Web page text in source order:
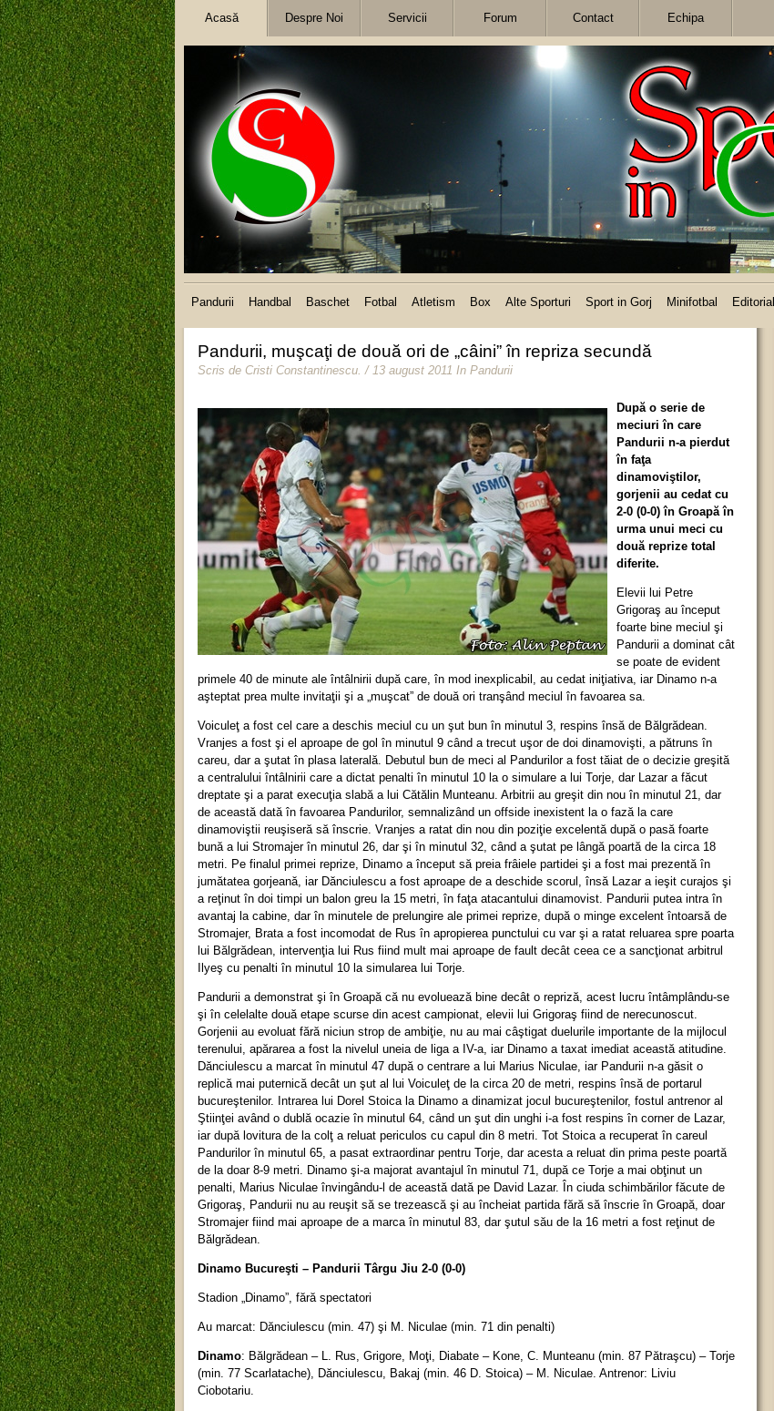
Acasă Despre Noi Servicii Forum Contact Echipa
Pandurii Handbal Baschet Fotbal Atletism Box Alte Sporturi Sport in Gorj Minifotbal Editorial
Pandurii, muşcaţi de două ori de „câini” în repriza secundă
Scris de Cristi Constantinescu. / 13 august 2011 In Pandurii
După o serie de
meciuri în care
Pandurii n-a pierdut
în faţa
dinamoviştilor,
gorjenii au cedat cu
2-0 (0-0) în Groapă în
urma unui meci cu
două reprize total
diferite.
Elevii lui Petre
Grigoraş au început
foarte bine meciul şi
Pandurii a dominat cât
se poate de evident
primele 40 de minute ale întâlnirii după care, în mod inexplicabil, au cedat iniţiativa, iar Dinamo n-a
aşteptat prea multe invitaţii şi a „muşcat” de două ori tranşând meciul în favoarea sa.
Voiculeţ a fost cel care a deschis meciul cu un şut bun în minutul 3, respins însă de Bălgrădean.
Vranjes a fost şi el aproape de gol în minutul 9 când a trecut uşor de doi dinamovişti, a pătruns în
careu, dar a şutat în plasa laterală. Debutul bun de meci al Pandurilor a fost tăiat de o decizie greşită
a centralului întâlnirii care a dictat penalti în minutul 10 la o simulare a lui Torje, dar Lazar a făcut
dreptate şi a parat execuţia slabă a lui Cătălin Munteanu. Arbitrii au greşit din nou în minutul 21, dar
de această dată în favoarea Pandurilor, semnalizând un offside inexistent la o fază la care
dinamoviştii reuşiseră să înscrie. Vranjes a ratat din nou din poziţie excelentă după o pasă foarte
bună a lui Stromajer în minutul 26, dar şi în minutul 32, când a şutat pe lângă poartă de la circa 18
metri. Pe finalul primei reprize, Dinamo a început să preia frâiele partidei şi a fost mai prezentă în
jumătatea gorjeană, iar Dănciulescu a fost aproape de a deschide scorul, însă Lazar a ieşit curajos şi
a reţinut în doi timpi un balon greu la 15 metri, în faţa atacantului dinamovist. Pandurii putea intra în
avantaj la cabine, dar în minutele de prelungire ale primei reprize, după o minge excelent întoarsă de
Stromajer, Brata a fost incomodat de Rus în apropierea punctului cu var şi a ratat reluarea spre poarta
lui Bălgrădean, intervenţia lui Rus fiind mult mai aproape de fault decât ceea ce a sancţionat arbitrul
Ilyeş cu penalti în minutul 10 la simularea lui Torje.
Pandurii a demonstrat şi în Groapă că nu evoluează bine decât o repriză, acest lucru întâmplându-se
şi în celelalte două etape scurse din acest campionat, elevii lui Grigoraş fiind de nerecunoscut.
Gorjenii au evoluat fără niciun strop de ambiţie, nu au mai câştigat duelurile importante de la mijlocul
terenului, apărarea a fost la nivelul uneia de liga a IV-a, iar Dinamo a taxat imediat această atitudine.
Dănciulescu a marcat în minutul 47 după o centrare a lui Marius Niculae, iar Pandurii n-a găsit o
replică mai puternică decât un şut al lui Voiculeţ de la circa 20 de metri, respins însă de portarul
bucureştenilor. Intrarea lui Dorel Stoica la Dinamo a dinamizat jocul bucureştenilor, fostul antrenor al
Ştiinţei având o dublă ocazie în minutul 64, când un şut din unghi i-a fost respins în corner de Lazar,
iar după lovitura de la colţ a reluat periculos cu capul din 8 metri. Tot Stoica a recuperat în careul
Pandurilor în minutul 65, a pasat extraordinar pentru Torje, dar acesta a reluat din prima peste poartă
de la doar 8-9 metri. Dinamo şi-a majorat avantajul în minutul 71, după ce Torje a mai obţinut un
penalti, Marius Niculae învingându-l de această dată pe David Lazar. În ciuda schimbărilor făcute de
Grigoraş, Pandurii nu au reuşit să se trezească şi au încheiat partida fără să înscrie în Groapă, doar
Stromajer fiind mai aproape de a marca în minutul 83, dar şutul său de la 16 metri a fost reţinut de
Bălgrădean.
Dinamo Bucureşti – Pandurii Târgu Jiu 2-0 (0-0)
Stadion „Dinamo”, fără spectatori
Au marcat: Dănciulescu (min. 47) şi M. Niculae (min. 71 din penalti)
Dinamo: Bălgrădean – L. Rus, Grigore, Moţi, Diabate – Kone, C. Munteanu (min. 87 Pătraşcu) – Torje
(min. 77 Scarlatache), Dănciulescu, Bakaj (min. 46 D. Stoica) – M. Niculae. Antrenor: Liviu
Ciobotariu.